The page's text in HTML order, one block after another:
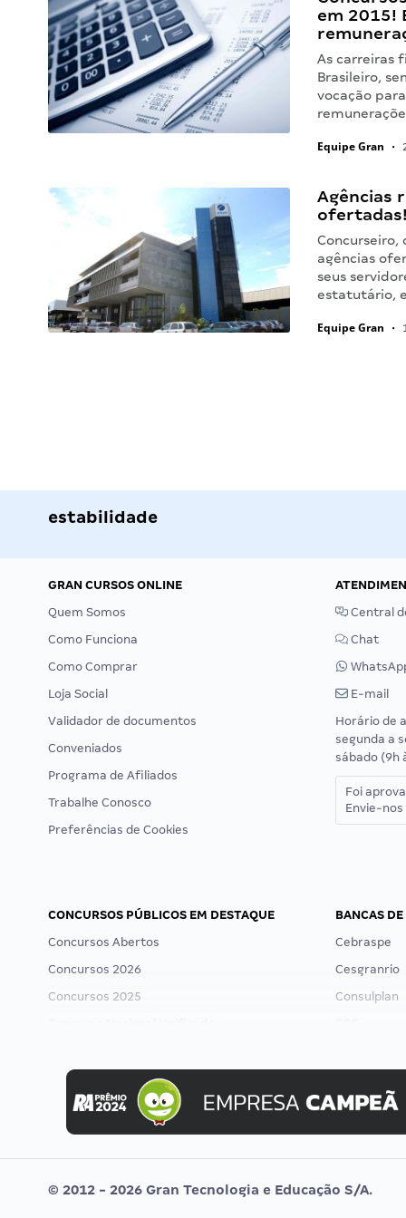
em 2015!
As carreiras
Brasileiro,
vocação
Equipe Gran •
Agências
Concurseiro,
agências
seus
estatutário,
Equipe Gran •
estabilidade
GRAN CURSOS ONLINE
Quem Somos
Como Funciona
Como Comprar
Loja Social
Validador de documentos
Conveniados
Programa de Afiliados
Trabalhe Conosco
Preferências de Cookies
Central
Chat
E-mail
Horário de
segunda a
sábado (9h
Foi
Envie-
CONCURSOS PÚBLICOS EM DESTAQUE
Concursos Abertos
Concursos 2026
Concursos 2025
Concurso MPU
Editais publicados
BANCAS
Cebraspe
Cesgranrio
Consulplan
Selecon
Uniase
Vunesp
© 2012 - 2026 Gran Tecnologia e Educação S/A.